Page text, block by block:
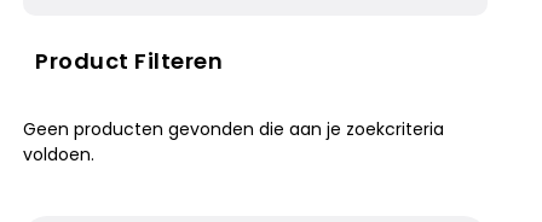
Product Filteren
Geen producten gevonden die aan je zoekcriteria
voldoen.